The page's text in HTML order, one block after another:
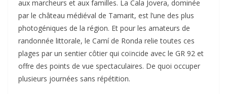
aux marcheurs et aux familles. La Cala Jovera, dominée
par le château médiéval de Tamarit, est l’une des plus
photogéniques de la région. Et pour les amateurs de
randonnée littorale, le Camí de Ronda relie toutes ces
plages par un sentier côtier qui coïncide avec le GR 92 et
offre des points de vue spectaculaires. De quoi occuper
plusieurs journées sans répétition.